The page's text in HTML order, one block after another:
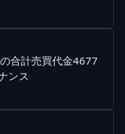
合計売買代金4677
ンス